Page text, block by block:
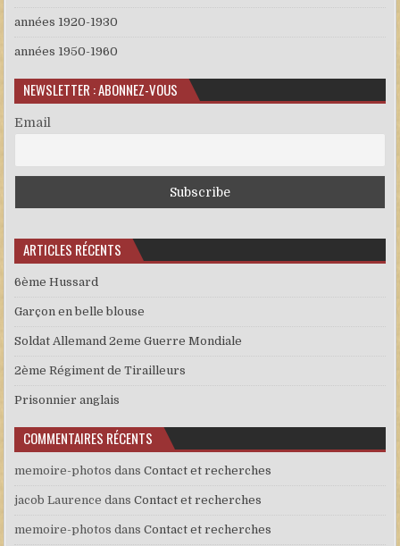
années 1920-1930
années 1950-1960
NEWSLETTER : ABONNEZ-VOUS
Email
ARTICLES RÉCENTS
6ème Hussard
Garçon en belle blouse
Soldat Allemand 2eme Guerre Mondiale
2ème Régiment de Tirailleurs
Prisonnier anglais
COMMENTAIRES RÉCENTS
memoire-photos dansContact et recherches
jacob Laurence dansContact et recherches
memoire-photos dansContact et recherches